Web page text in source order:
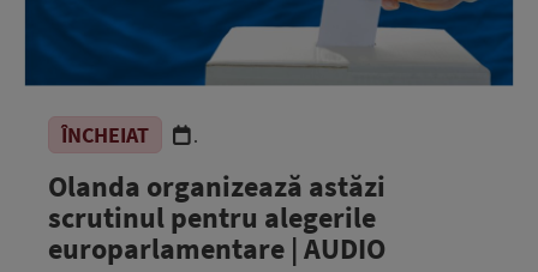
ÎNCHEIAT .
Olanda organizează astăzi
scrutinul pentru alegerile
europarlamentare | AUDIO